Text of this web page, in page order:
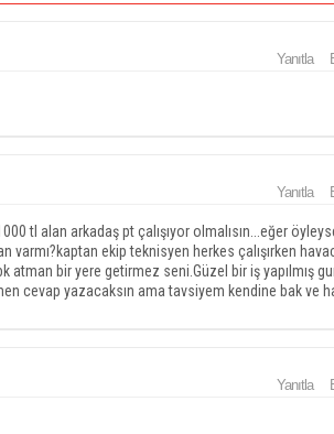
Yanıtla
Yanıtla
tl alan arkadaş pt çalışıyor olmalısın...eğer
ekip teknisyen herkes çalışırken
atman bir yere getirmez seni.Güzel bir iş yapılmış
cevap yazacaksın ama tavsiyem kendine bak ve
Yanıtla